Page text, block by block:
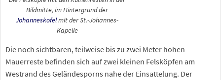
Bildmitte, im Hintergrund der
Johanneskofelmit der St.-Johannes-
Kapelle
Die noch sichtbaren, teilweise bis zu zwei Meter hohen
Mauerreste befinden sich auf zwei kleinen Felsköpfen am
Westrand des Geländesporns nahe der Einsattelung. Der